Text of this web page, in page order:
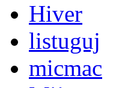
Hiver
listuguj
micmac